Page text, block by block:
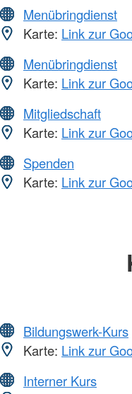
Menübringdienst
Karte: Link zur
Menübringdienst
Karte: Link zur
Mitgliedschaft
Karte: Link zur
Spenden
Karte: Link zur
Bildungswerk-Kurs
Karte: Link zur
Interner Kurs